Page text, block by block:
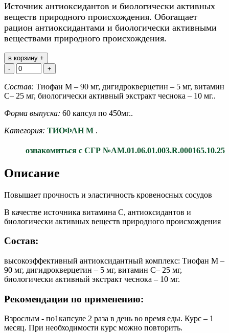
Источник антиоксидантов и биологически активных
веществ природного происхождения. Обогащает
рацион антиоксидантами и биологически активными
веществами природного происхождения.
в корзину +
-
+
Состав: Тиофан М – 90 мг, дигидрокверцетин – 5 мг, витамин
С– 25 мг, биологически активный экстракт чеснока – 10 мг..
Форма выпуска: 60 капсул по 450мг..
Категория: ТИОФАН М .
ознакомиться c СГР №АМ.01.06.01.003.R.000165.10.25
Описание
Повышает прочность и эластичность кровеносных сосудов
В качестве источника витамина С, антиоксидантов и
биологически активных веществ природного происхождения
Состав:
высокоэффективный антиоксидантный комплекс: Тиофан М –
90 мг, дигидрокверцетин – 5 мг, витамин С– 25 мг,
биологически активный экстракт чеснока – 10 мг.
Рекомендации по применению:
Взрослым - по1капсуле 2 раза в день во время еды. Курс – 1
месяц. При необходимости курс можно повторить.